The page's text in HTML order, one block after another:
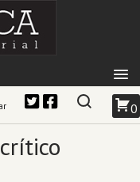
0